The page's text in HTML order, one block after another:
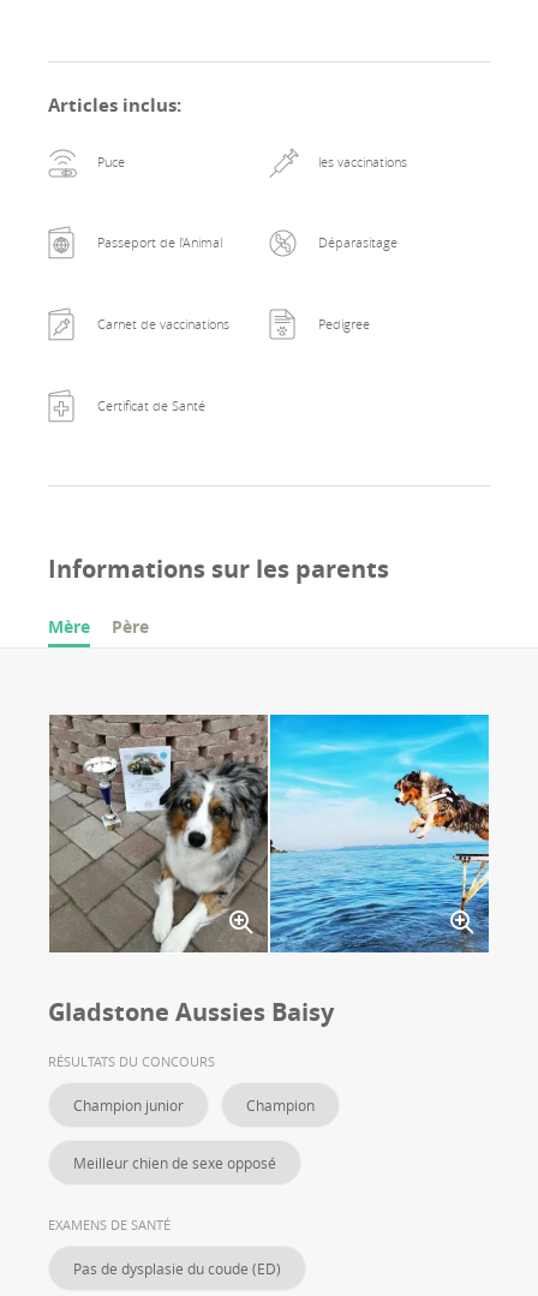
Articles inclus:
Puce les vaccinations
Passeport de l'Animal Déparasitage
Carnet de vaccinations Pedigree
Certificat de Santé
Informations sur les parents
Mère Père
Gladstone Aussies Baisy
RÉSULTATS DU CONCOURS
Champion junior Champion
Meilleur chien de sexe opposé
EXAMENS DE SANTÉ
Pas de dysplasie du coude (ED)